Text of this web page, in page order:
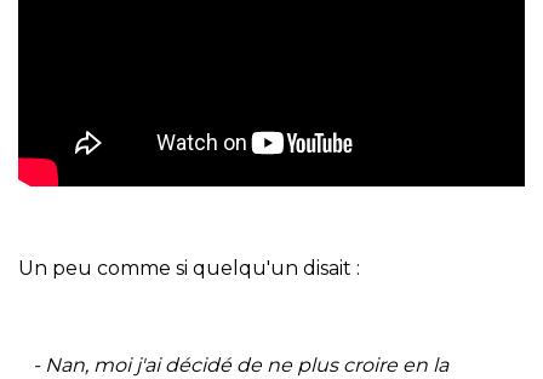
Un peu comme si quelqu'un disait :
- Nan, moi j'ai décidé de ne plus croire en la